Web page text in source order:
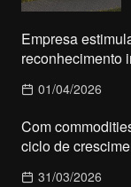
Empresa
reconhecimento
01/04/2026
Com
ciclo de
31/03/2026